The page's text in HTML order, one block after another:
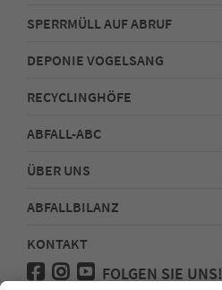
SPERRMÜLL AUF ABRUF
DEPONIE VOGELSANG
RECYCLINGHÖFE
ABFALL-ABC
ÜBER UNS
ABFALLBILANZ
KONTAKT
FOLGEN SIE UNS!